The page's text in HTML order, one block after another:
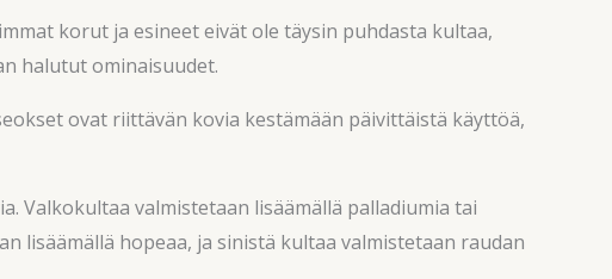
korut ja esineet eivät ole täysin puhdasta kultaa,
halutut ominaisuudet.
ovat riittävän kovia kestämään päivittäistä käyttöä,
Valkokultaa valmistetaan lisäämällä palladiumia tai
lisäämällä hopeaa, ja sinistä kultaa valmistetaan raudan